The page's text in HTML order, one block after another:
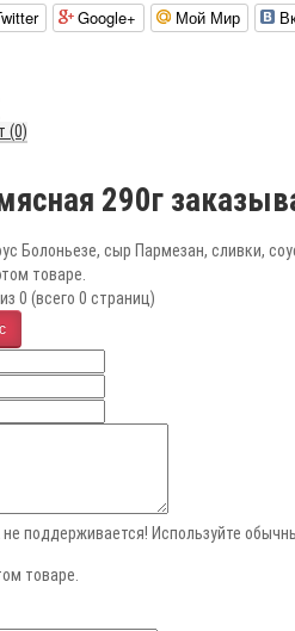
Google+ Мой Мир
(0)
290г
Болоньезе, сыр Пармезан, сливки,
товаре.
0 (всего 0 страниц)
не поддерживается! Используйте
товаре.